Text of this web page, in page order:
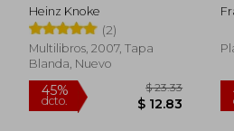
$ 12.00
Heinz Knoke
(2)
Multilibros, 2007, Tapa
Blanda, Nuevo